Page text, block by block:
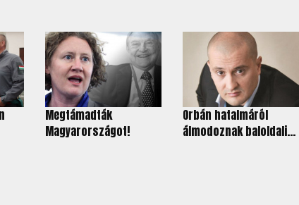
Megtámadták
Magyarországot!
Orbán hatalmáról
álmodoznak baloldali...